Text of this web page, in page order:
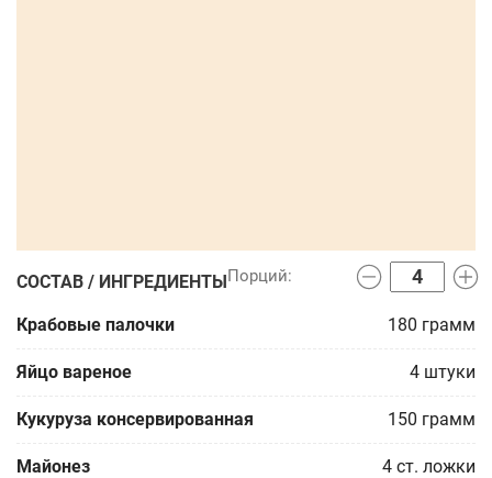
СОСТАВ / ИНГРЕДИЕНТЫ
Крабовые палочки 180 грамм
Яйцо вареное 4 штуки
Кукуруза консервированная 150 грамм
Майонез 4 ст. ложки